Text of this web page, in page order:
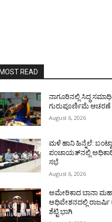
READ
ನಾಗೂರಿನಲ್ಲಿ ಸಿದ್ಧ
ಗುರುಪೂರ್ಣಿಮೆ ಆಚರಣೆ
August 6, 2026
ಮಳೆ ಹಾನಿ ಹಿನ್ನೆಲೆ:
ಪಂಚಾಯತ್‌ನಲ್ಲಿ
ಸಭೆ
August 6, 2026
ಅಮೇರಿಕಾದ ಬಾನಾ
ಅಧಿವೇಶನದಲ್ಲಿ ರಾಜರ್ಷಿ
ಶೆಟ್ಟಿ ಭಾಗಿ